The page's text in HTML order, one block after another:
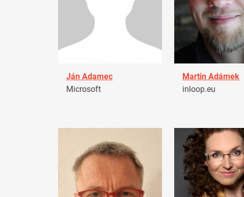
Ján Adamec
Microsoft
Martin Adámek
inloop.eu